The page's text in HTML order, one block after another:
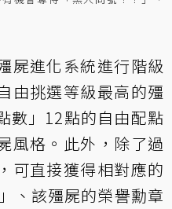
屍進化系統進行階級
由挑選等級最高的殭
數」12點的自由配點
風格。此外，除了過
可直接獲得相對應的
、該殭屍的榮譽勳章